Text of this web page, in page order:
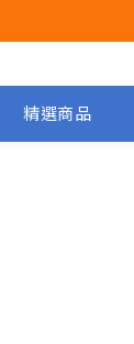
精選商品